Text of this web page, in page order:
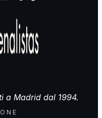
a Madrid dal 1994.